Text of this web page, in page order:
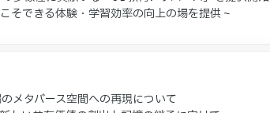
そできる体験・学習効率の向上の場を提供 ~
メタバース空間への再現について